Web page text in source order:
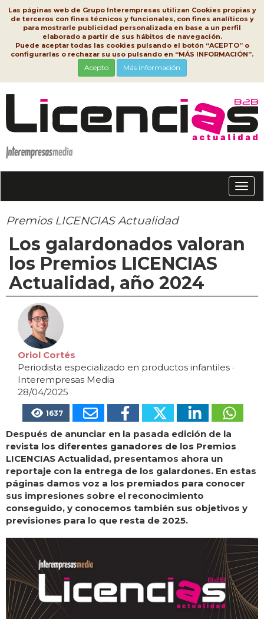
Las páginas web de Grupo Interempresas utilizan Cookies propias y
de terceros con fines técnicos y funcionales, con fines analíticos y
para mostrarle publicidad personalizada en base a un perfil
elaborado a partir de sus hábitos de navegación.
Puede aceptar todas las cookies pulsando el botón “ACEPTO” o
configurarlas o rechazar su uso pulsando en “MÁS INFORMACIÓN”.
Acepto Más información
Premios LICENCIAS Actualidad
Los galardonados valoran
los Premios LICENCIAS
Actualidad, año 2024
Oriol Cortés
Periodista especializado en productos infantiles ·
Interempresas Media
28/04/2025
1637
Después de anunciar en la pasada edición de la
revista los diferentes ganadores de los Premios
LICENCIAS Actualidad, presentamos ahora un
reportaje con la entrega de los galardones. En estas
páginas damos voz a los premiados para conocer
sus impresiones sobre el reconocimiento
conseguido, y conocemos también sus objetivos y
previsiones para lo que resta de 2025.